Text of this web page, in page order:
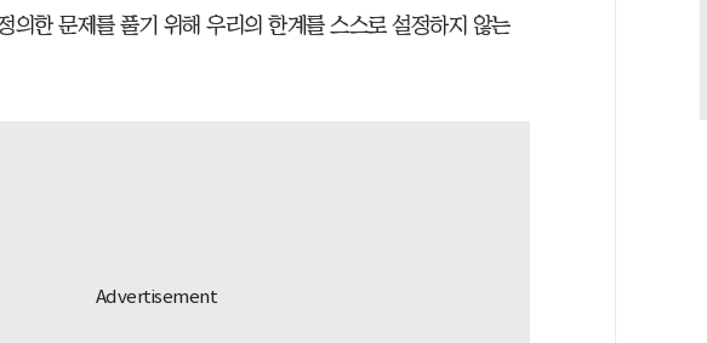
의한 문제를 풀기 위해 우리의 한계를 스스로 설정하지 않는